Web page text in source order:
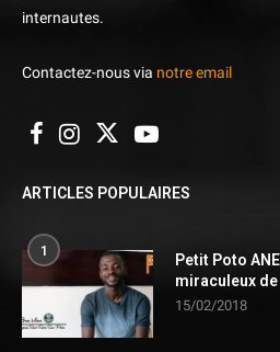
internautes.
Contactez-nous via notre email
ARTICLES POPULAIRES
1
Petit Poto
miraculeux
15/02/2018